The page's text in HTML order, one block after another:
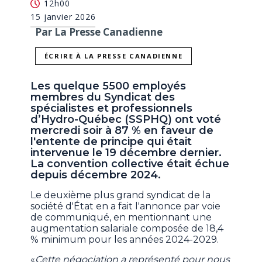
12h00
15 janvier 2026
Par La Presse Canadienne
ÉCRIRE À LA PRESSE CANADIENNE
Les quelque 5500 employés
membres du Syndicat des
spécialistes et professionnels
d’Hydro-Québec (SSPHQ) ont voté
mercredi soir à 87 % en faveur de
l'entente de principe qui était
intervenue le 19 décembre dernier.
La convention collective était échue
depuis décembre 2024.
Le deuxième plus grand syndicat de la
société d'État en a fait l'annonce par voie
de communiqué, en mentionnant une
augmentation salariale composée de 18,4
% minimum pour les années 2024-2029.
«Cette négociation a représenté pour nous